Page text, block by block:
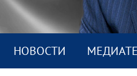
НОВОСТИ